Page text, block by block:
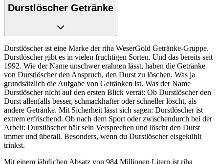
Durstlöscher Getränke
Durstlöscher ist eine Marke der riha WeserGold Getränke-Gruppe.
Durstlöscher gibt es in vielen fruchtigen Sorten. Und das bereits seit
1992. Wie der Name unschwer erahnen lässt, haben die Getränke
von Durstlöscher den Anspruch, den Durst zu löschen. Was ja
grundsätzlich die Aufgabe von Getränken ist. Was der Name
Durstlöscher nicht auf den ersten Blick verrät: Ob Durstlöscher den
Durst allenfalls besser, schmackhafter oder schneller löscht, als
andere Getränke. Mit Sicherheit lässt sich sagen: Durstlöscher ist
extrem erfrischend. Ob nach dem Sport oder zwischendurch bei der
Arbeit: Durstlöscher hält sein Versprechen und löscht den Durst
immer und überall. Besonders, wenn du Durstlöscher eisgekühlt
trinkst.
Mit einem jährlichen Absatz von 984 Millionen Litern ist riha